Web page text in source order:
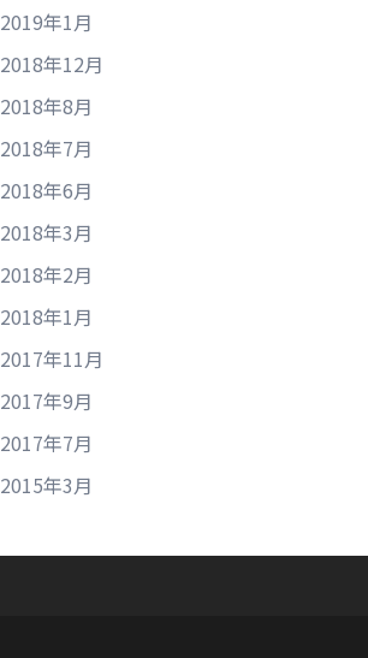
2019年1月
2018年12月
2018年8月
2018年7月
2018年6月
2018年3月
2018年2月
2018年1月
2017年11月
2017年9月
2017年7月
2015年3月